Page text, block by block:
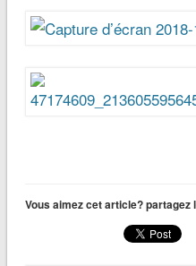
Vous aimez cet article? partagez